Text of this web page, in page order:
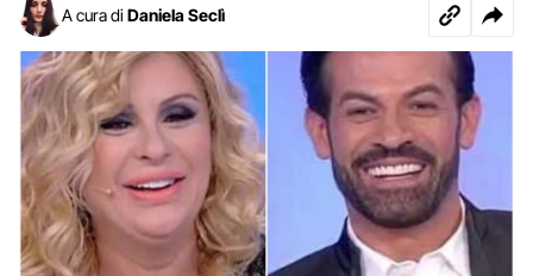
A cura di Daniela Seclì